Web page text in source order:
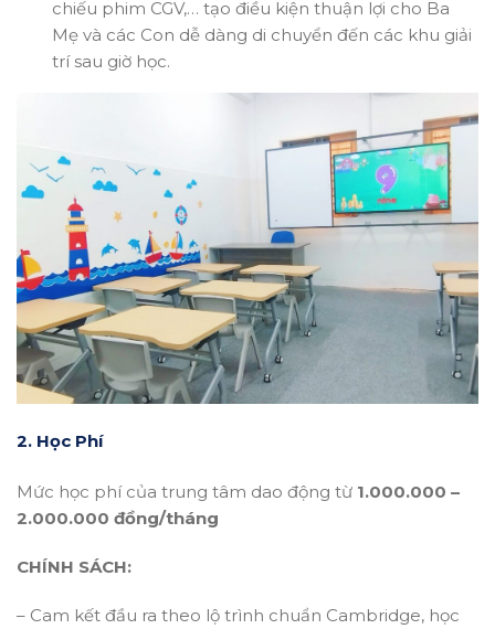
chiếu phim CGV,… tạo điều kiện thuận lợi cho Ba
Mẹ và các Con dễ dàng di chuyển đến các khu giải
trí sau giờ học.
2. Học Phí
Mức học phí của trung tâm dao động từ 1.000.000 –
2.000.000 đồng/tháng
CHÍNH SÁCH:
– Cam kết đầu ra theo lộ trình chuẩn Cambridge, học